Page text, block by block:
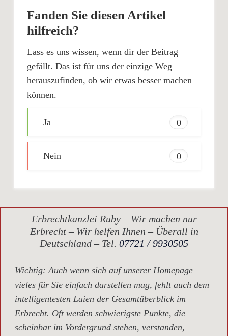
Fanden Sie diesen Artikel
hilfreich?
Lass es uns wissen, wenn dir der Beitrag
gefällt. Das ist für uns der einzige Weg
herauszufinden, ob wir etwas besser machen
können.
Ja 0
Nein 0
Erbrechtkanzlei Ruby – Wir machen nur
Erbrecht – Wir helfen Ihnen – Überall in
Deutschland – Tel. 07721 / 9930505
Wichtig: Auch wenn sich auf unserer Homepage
vieles für Sie einfach darstellen mag, fehlt auch dem
intelligentesten Laien der Gesamtüberblick im
Erbrecht. Oft werden schwierigste Punkte, die
scheinbar im Vordergrund stehen, verstanden,